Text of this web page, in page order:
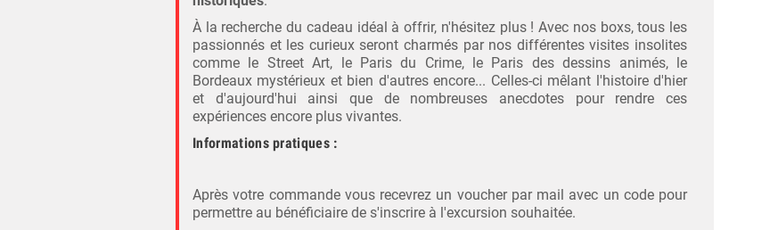
À la recherche du cadeau idéal à offrir, n'hésitez plus ! Avec nos boxs, tous les
passionnés et les curieux seront charmés par nos différentes visites insolites
comme le Street Art, le Paris du Crime, le Paris des dessins animés, le
Bordeaux mystérieux et bien d'autres encore... Celles-ci mêlant l'histoire d'hier
et d'aujourd'hui ainsi que de nombreuses anecdotes pour rendre ces
expériences encore plus vivantes.
Informations pratiques :
Après votre commande vous recevrez un voucher par mail avec un code pour
permettre au bénéficiaire de s'inscrire à l'excursion souhaitée.